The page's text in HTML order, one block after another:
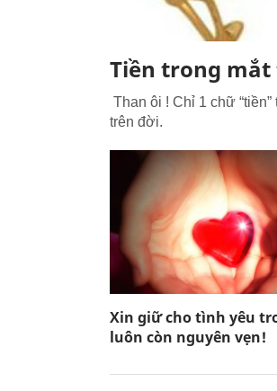
Tiền trong mắt
Than ôi ! Chỉ 1 chữ
trên đời.
Xin giữ cho tình yêu
luôn còn nguyên vẹn!